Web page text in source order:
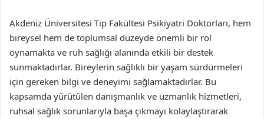
Akdeniz Üniversitesi Tıp Fakültesi Psikiyatri Doktorları, hem
bireysel hem de toplumsal düzeyde önemli bir rol
oynamakta ve ruh sağlığı alanında etkili bir destek
sunmaktadırlar. Bireylerin sağlıklı bir yaşam sürdürmeleri
için gereken bilgi ve deneyimi sağlamaktadırlar. Bu
kapsamda yürütülen danışmanlık ve uzmanlık hizmetleri,
ruhsal sağlık sorunlarıyla başa çıkmayı kolaylaştırarak